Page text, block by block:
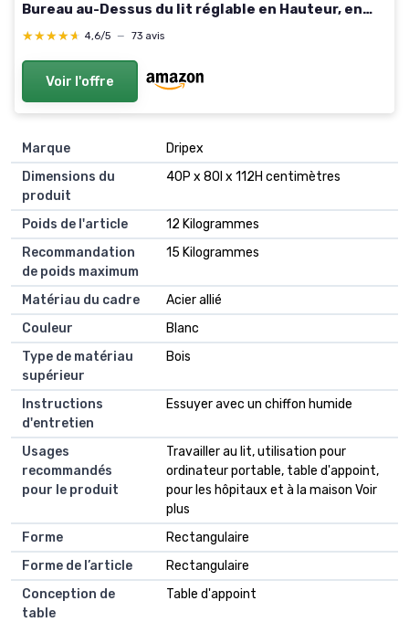
Bureau au-Dessus du lit réglable en Hauteur, en
Panneaux de Particules, pour Maison, Bureau, Noir
★★★★★
★★★★★ 4,6/5 — 73 avis
Voir l'offre
Marque
Dripex
Dimensions du
produit
40P x 80l x 112H centimètres
Poids de l'article
12 Kilogrammes
Recommandation
de poids maximum
15 Kilogrammes
Matériau du cadre
Acier allié
Couleur
Blanc
Type de matériau
supérieur
Bois
Instructions
d'entretien
Essuyer avec un chiffon humide
Usages
recommandés
pour le produit
Travailler au lit, utilisation pour
ordinateur portable, table d'appoint,
pour les hôpitaux et à la maison Voir
plus
Forme
Rectangulaire
Forme de l’article
Rectangulaire
Conception de
table
Table d'appoint